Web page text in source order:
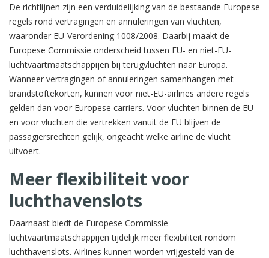
De richtlijnen zijn een verduidelijking van de bestaande Europese
regels rond vertragingen en annuleringen van vluchten,
waaronder EU-Verordening 1008/2008. Daarbij maakt de
Europese Commissie onderscheid tussen EU- en niet-EU-
luchtvaartmaatschappijen bij terugvluchten naar Europa.
Wanneer vertragingen of annuleringen samenhangen met
brandstoftekorten, kunnen voor niet-EU-airlines andere regels
gelden dan voor Europese carriers. Voor vluchten binnen de EU
en voor vluchten die vertrekken vanuit de EU blijven de
passagiersrechten gelijk, ongeacht welke airline de vlucht
uitvoert.
Meer flexibiliteit voor
luchthavenslots
Daarnaast biedt de Europese Commissie
luchtvaartmaatschappijen tijdelijk meer flexibiliteit rondom
luchthavenslots. Airlines kunnen worden vrijgesteld van de